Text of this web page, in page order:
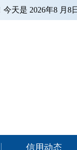
今天是 2026年8 月8
信用动态